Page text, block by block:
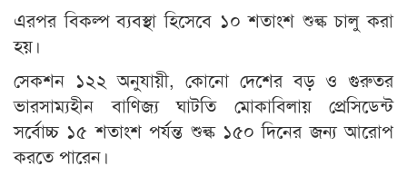
এরপর বিকল্প ব্যবস্থা হিসেবে ১০ শতাংশ শুল্ক চালু করা
হয়।
সেকশন ১২২ অনুযায়ী, কোনো দেশের বড় ও গুরুতর
ভারসাম্যহীন বাণিজ্য ঘাটতি মোকাবিলায় প্রেসিডেন্ট
সর্বোচ্চ ১৫ শতাংশ পর্যন্ত শুল্ক ১৫০ দিনের জন্য আরোপ
করতে পারেন।